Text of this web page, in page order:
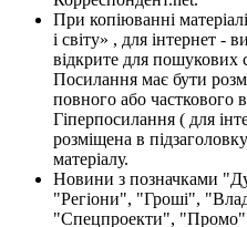
При копіюванні
і світу» , для інтернет -
відкрите для пошукових
Посилання має бути
повного або часткового
Гіперпосилання ( для
розміщена в
матеріалу.
Новини з позначками
"Регіони", "Гроші",
"Спецпроекти", "Промо"